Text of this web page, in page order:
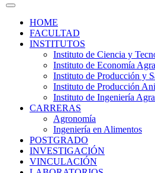
HOME
FACULTAD
INSTITUTOS
Instituto de Ciencia y
Instituto de Economía
Instituto de Producción y
Instituto de Producción
Instituto de Ingeniería
CARRERAS
Agronomía
Ingeniería en Alimentos
POSTGRADO
INVESTIGACIÓN
VINCULACIÓN